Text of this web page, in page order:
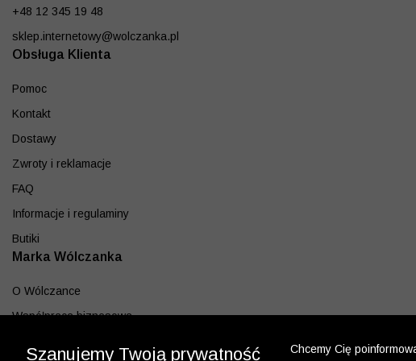
+48 12 345 19 48
sklep.internetowy@wolczanka.pl
Obsługa Klienta
Pomoc
Kontakt
Dostawy
Zwroty i reklamacje
FAQ
Informacje i regulaminy
Butiki
Marka Wólczanka
O Wólczance
Współpraca biznesowa
Szanujemy Twoją prywatność
Chcemy Cię